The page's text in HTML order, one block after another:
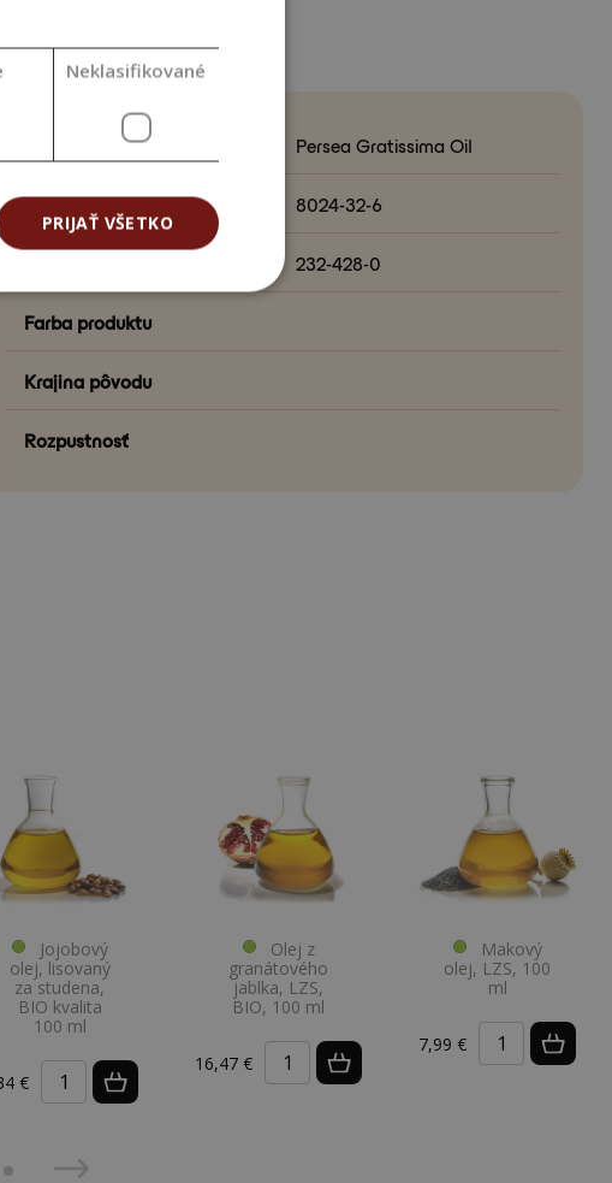
Persea Gratissima Oil
CAS n° 8024-32-6
232-428-0
Farba produktu
Krajina pôvodu
Rozpustnosť
Jojobový
olej, lisovaný
za studena,
BIO kvalita
100 ml
€
Olej z
granátového
jablka, LZS,
BIO, 100 ml
16,47 €
Makový
olej, LZS, 100
ml
7,99 €
Neklasifikované
PRIJAŤ VŠETKO